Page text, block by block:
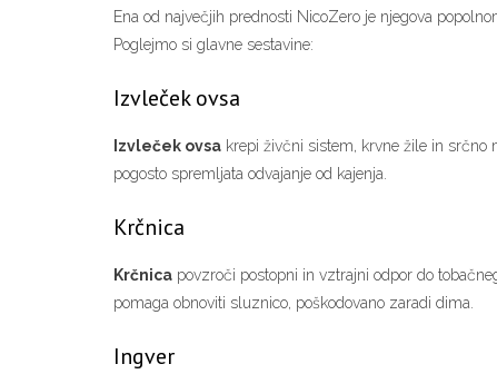
Ena od največjih prednosti NicoZero je njegova
Poglejmo si glavne sestavine:
Izvleček ovsa
Izvleček ovsa krepi živčni sistem, krvne žile in srčno
pogosto spremljata odvajanje od kajenja.
Krčnica
Krčnica povzroči postopni in vztrajni odpor do
pomaga obnoviti sluznico, poškodovano zaradi dima.
Ingver